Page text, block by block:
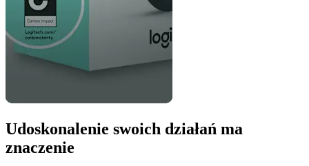
Udoskonalenie swoich działań ma
znaczenie